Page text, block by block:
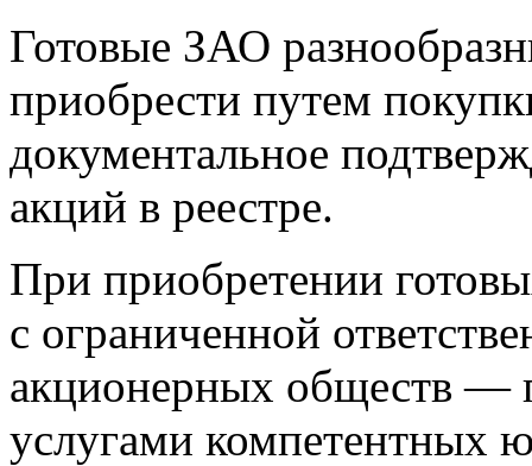
Готовые ЗАО
приобрести путем
документальное
акций в реестре.
При приобретении
с ограниченной
акционерных обществ —
услугами компетентных